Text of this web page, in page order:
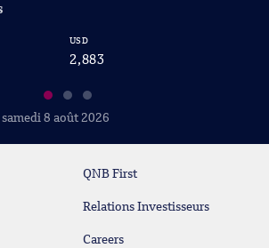
USD
2,883
8 août 2026
QNB First
Relations Investisseurs
Careers